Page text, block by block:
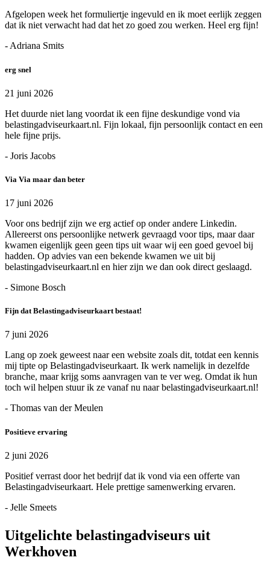
Afgelopen week het formuliertje ingevuld en ik moet eerlijk zeggen
dat ik niet verwacht had dat het zo goed zou werken. Heel erg fijn!
- Adriana Smits
erg snel
21 juni 2026
Het duurde niet lang voordat ik een fijne deskundige vond via
belastingadviseurkaart.nl. Fijn lokaal, fijn persoonlijk contact en een
hele fijne prijs.
- Joris Jacobs
Via Via maar dan beter
17 juni 2026
Voor ons bedrijf zijn we erg actief op onder andere Linkedin.
Allereerst ons persoonlijke netwerk gevraagd voor tips, maar daar
kwamen eigenlijk geen geen tips uit waar wij een goed gevoel bij
hadden. Op advies van een bekende kwamen we uit bij
belastingadviseurkaart.nl en hier zijn we dan ook direct geslaagd.
- Simone Bosch
Fijn dat Belastingadviseurkaart bestaat!
7 juni 2026
Lang op zoek geweest naar een website zoals dit, totdat een kennis
mij tipte op Belastingadviseurkaart. Ik werk namelijk in dezelfde
branche, maar krijg soms aanvragen van te ver weg. Omdat ik hun
toch wil helpen stuur ik ze vanaf nu naar belastingadviseurkaart.nl!
- Thomas van der Meulen
Positieve ervaring
2 juni 2026
Positief verrast door het bedrijf dat ik vond via een offerte van
Belastingadviseurkaart. Hele prettige samenwerking ervaren.
- Jelle Smeets
Uitgelichte belastingadviseurs uit
Werkhoven